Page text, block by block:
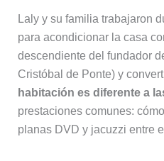
Laly y su familia trabajaron
para acondicionar la casa
descendiente del fundador
Cristóbal de Ponte) y
habitación es diferente a
prestaciones comunes:
planas DVD y jacuzzi entre